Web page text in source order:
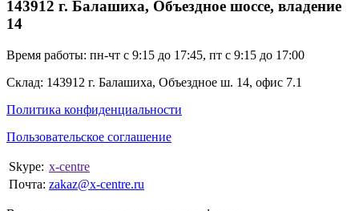
143912 г. Балашиха, Объездное шоссе, владение
14
Время работы: пн-чт с 9:15 до 17:45, пт с 9:15 до 17:00
Склад: 143912 г. Балашиха, Объездное ш. 14, офис 7.1
Политика конфиденциальности
Пользовательское соглашение
Skype: x-centre
Почта: zakaz@x-centre.ru